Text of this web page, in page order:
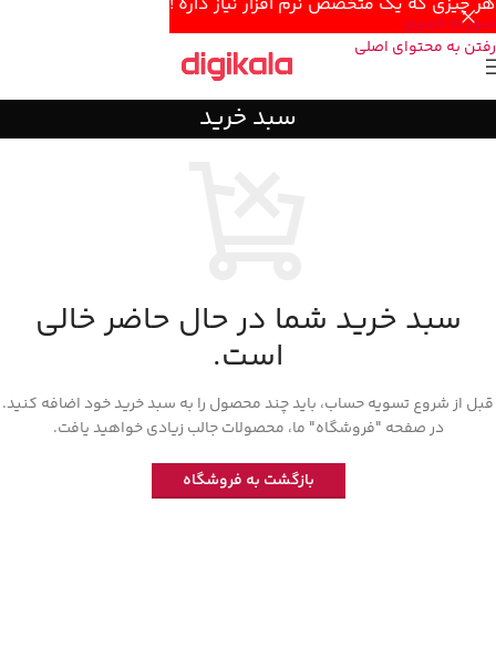
عبور به ناوبری
رفتن به محتوای اصلی
سبد خرید
سبد خرید شما در حال حاضر خالی
است.
قبل از شروع تسویه حساب، باید چند محصول را به سبد خرید خود اضافه کنید.
در صفحه "فروشگاه" ما، محصولات جالب زیادی خواهید یافت.
بازگشت به فروشگاه